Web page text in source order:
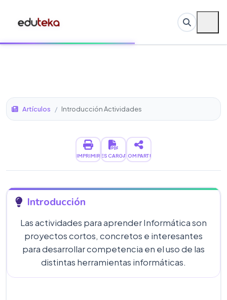
Artículos / Introducción Actividades
IMPRIMIRDESCARGARCOMPARTIR
Introducción
Las actividades para aprender Informática son
proyectos cortos, concretos e interesantes
para desarrollar competencia en el uso de las
distintas herramientas informáticas.